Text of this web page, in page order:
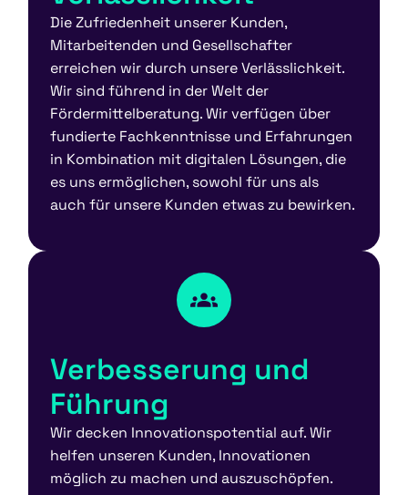
Die Zufriedenheit unserer Kunden,
Mitarbeitenden und Gesellschafter
erreichen wir durch unsere Verlässlichkeit.
Wir sind führend in der Welt der
Fördermittelberatung. Wir verfügen über
fundierte Fachkenntnisse und Erfahrungen
in Kombination mit digitalen Lösungen, die
es uns ermöglichen, sowohl für uns als
auch für unsere Kunden etwas zu bewirken.
Verbesserung und
Führung
Wir decken Innovationspotential auf. Wir
helfen unseren Kunden, Innovationen
möglich zu machen und auszuschöpfen.